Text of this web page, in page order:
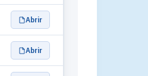
Abrir
Abrir